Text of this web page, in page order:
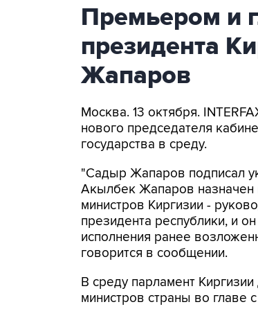
Премьером и
президента
Жапаров
Москва. 13 октября.
нового председателя
государства в среду.
"Садыр Жапаров подписал
Акылбек Жапаров назначен
министров Киргизии -
президента республики, и
исполнения ранее
говорится в сообщении.
В среду парламент
министров страны во